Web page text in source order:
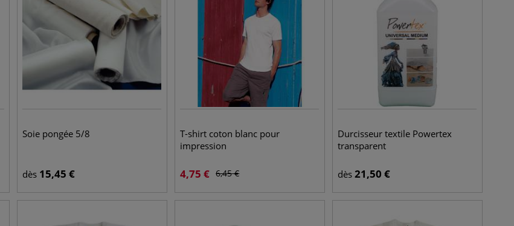
Soie pongée 5/8
dès 15,45 €
T-shirt coton blanc pour
impression
4,75 € 6,45€
Durcisseur textile Powertex
transparent
dès 21,50 €